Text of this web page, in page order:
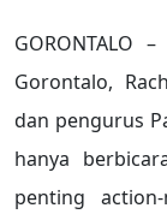
GORONTALO
Gorontalo,
dan pengurus
hanya
penting